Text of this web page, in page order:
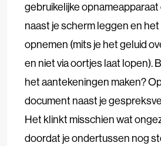
gebruikelijke
naast je scherm leggen en
opnemen (mits je het geluid
en niet via oortjes laat lopen).
het aantekeningen maken?
document naast je
Het klinkt misschien wat
doordat je ondertussen nog